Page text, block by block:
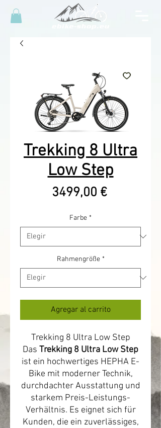
Trekking 8 Ultra
Low Step
3499,00 €Precio
Farbe *
Rahmengröße *
Agregar al carrito
Trekking 8 Ultra Low Step
Das Trekking 8 Ultra Low Step
ist ein hochwertiges HEPHA E-
Bike mit moderner Technik,
durchdachter Ausstattung und
starkem Preis-Leistungs-
Verhältnis. Es eignet sich für
Kunden, die ein zuverlässiges,